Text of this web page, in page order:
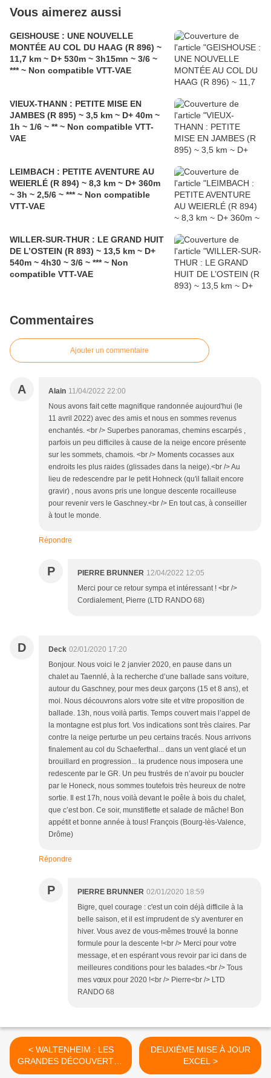
Vous aimerez aussi
GEISHOUSE : UNE NOUVELLE
MONTÉE AU COL DU HAAG (R 896) ~
11,7 km ~ D+ 530m ~ 3h15mn ~ 3/6 ~
*** ~ Non compatible VTT-VAE
VIEUX-THANN : PETITE MISE EN
JAMBES (R 895) ~ 3,5 km ~ D+ 40m ~
1h ~ 1/6 ~ ** ~ Non compatible VTT-
VAE
LEIMBACH : PETITE AVENTURE AU
WEIERLÉ (R 894) ~ 8,3 km ~ D+ 360m
~ 3h ~ 2,5/6 ~ *** ~ Non compatible
VTT-VAE
WILLER-SUR-THUR : LE GRAND HUIT
DE L’OSTEIN (R 893) ~ 13,5 km ~ D+
540m ~ 4h30 ~ 3/6 ~ *** ~ Non
compatible VTT-VAE
Commentaires
Ajouter un commentaire
A Alain 11/04/2022 22:00
Nous avons fait cette magnifique randonnée aujourd'hui (le
11 avril 2022) avec des amis et nous en sommes revenus
enchantés. <br /> Superbes panoramas, chemins escarpés ,
parfois un peu difficiles à cause de la neige encore présente
sur les sommets, chamois. <br /> Moments cocasses aux
endroits les plus raides (glissades dans la neige).<br /> Au
lieu de redescendre par le petit Hohneck (qu'il fallait encore
gravir) , nous avons pris une longue descente rocailleuse
pour revenir vers le Gaschney.<br /> En tout cas, à conseiller
à tout le monde.
Répondre
P PIERRE BRUNNER 12/04/2022 12:05
Merci pour ce retour sympa et intéressant ! <br />
Cordialement, Pierre (LTD RANDO 68)
D Deck 02/01/2020 17:20
Bonjour. Nous voici le 2 janvier 2020, en pause dans un
chalet au Taennlé, à la recherche d’une ballade sans voiture,
autour du Gaschney, pour mes deux garçons (15 et 8 ans), et
moi. Nous découvrons alors votre site et vitre proposition de
ballade. 13h, nous voilà partis. Temps couvert mais l’appel de
la montagne est plus fort. Vos indications sont très claires. Par
contre la neige perturbe un peu certains tracés. Nous arrivons
finalement au col du Schaeferthal... dans un vent glacé et un
brouillard en progression... la prudence nous imposera une
redescente par le GR. Un peu frustrés de n’avoir pu boucler
par le Honeck, nous sommes toutefois très heureux de notre
sortie. Il est 17h, nous voilà devant le poêle à bois du chalet,
que c’est bon. Ce soir, munstiflette et salade de mâche! Bon
appétit et bonne année à tous! François (Bourg-lès-Valence,
Drôme)
Répondre
P PIERRE BRUNNER 02/01/2020 18:59
Bigre, quel courage : c'est un coin déjà difficile à la
belle saison, et il est imprudent de s'y aventurer en
hiver. Vous avez de vous-mêmes trouvé la bonne
formule pour la descente !<br /> Merci pour votre
message, et en espérant vous revoir par ici dans de
meilleures conditions pour les balades.<br /> Tous
mes vœux pour 2020 !<br /> Pierre<br /> LTD
RANDO 68
< WALTENHEIM : LES
GRANDES DÉCOUVERTES
(R 263)
DEUXIÈME MISE À JOUR
EXCEL >